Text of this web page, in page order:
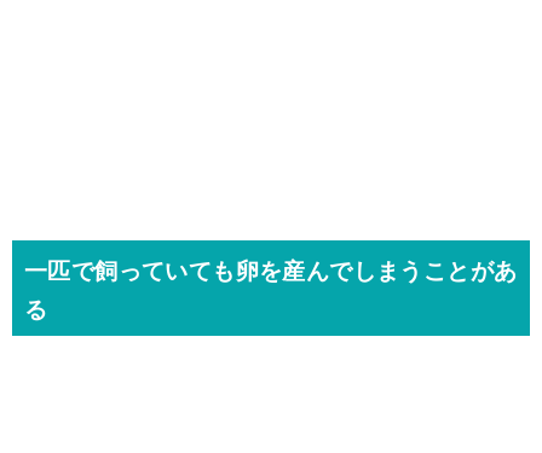
一匹で飼っていても卵を産んでしまうことがあ
る